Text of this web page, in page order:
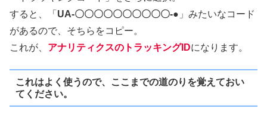
すると、「 UA-〇〇〇〇〇〇〇〇〇〇-● 」みたいなコード
があるので、そちらをコピー。
これが、 アナリティクスのトラッキングIDになります。
これはよく使うので、ここまでの道のりを覚えておい
てください。